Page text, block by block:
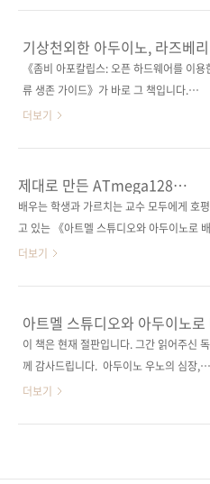
부품을 구입하는 방법에서부터 전선을 벗
방법, 회로 구성도를 읽는 방법, 나아가 아
와 라즈베리파이를 이용하여 새로운 창작
만드는 방법까지 모두 ..
사 제이펍 원출판사 No Starch Press 원
The Maker's Guide to the Zombie
Apocalypse: Defend Your Base with
Pi(ISBN: 9781593276676) 지은이 사이먼
크 옮긴이 배장열 출판일 2016년 11월 28
변형(178*245*15) 제 본 무선(soft cover)
가 ..
기상천외한 아두이노, 라즈베
활용서
《좀비 아포칼립스: 오픈 하드웨어를 이용
류 생존 가이드》가 바로 그 책입니다.
Apocalypse(아포칼립스)는 대재앙이나 지
좀비가 세상을 뒤덮은 시기를 뜻합니다. 좀
맞서는 영화 〈부산행〉이 흥행이 될 정도
제 좀비는 우리에게도 제법 익숙한(?) 공포
세상에서 간단한 회로나 아두이노, 라즈베리
이 등을 활용하여 인간의 베이스캠프를 지
만, 기상천외하면서도 재기발랄한 기획이
나요? :) 이 책을 먼저 읽은 영어권 독자들
슷한 반응을 보이고 있네요. Amazon 독자
보기 책..
더보기
제대로 만든 ATmega128
마이크로컨트롤러 교과서
배우는 학생과 가르치는 교수 모두에게 호
고 있는 《아트멜 스튜디오와 아두이노로
는 ATmega328 프로그래밍》의 저자께서
ATmega328 프로그래밍》 서평 보기정말
단한 책입니다. 오랜만에 곱게 포장해 아껴
싶은 책을 만났다. 위 서적은 아두이노 우노
위해 레지스터를 사용하여 프로그램을 작성
'C 스타일'과 추상화된 함수를 사용하여 스
더보기
아트멜 스튜디오와 아두이노로
ATmega328 프로그래밍
이 책은 현재 절판입니다. 그간 읽어주신
께 감사드립니다. 아두이노 우노의 심장,
ATmega328을 뛰게 하는 두 가지 방법!베
더보기